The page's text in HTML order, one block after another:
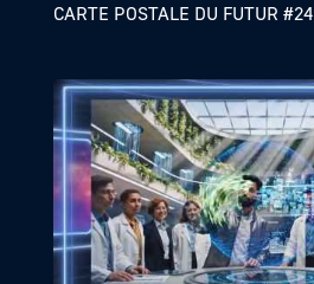
CARTE POSTALE DU FUTUR #24